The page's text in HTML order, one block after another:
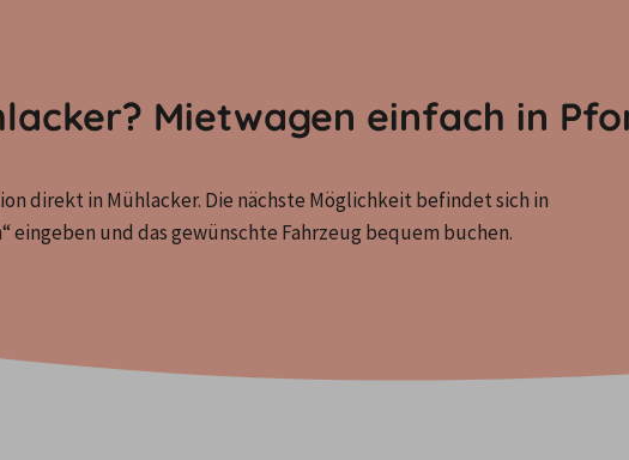
Mietwagen einfach in
direkt in Mühlacker. Die nächste Möglichkeit befindet sich in
eingeben und das gewünschte Fahrzeug bequem buchen.